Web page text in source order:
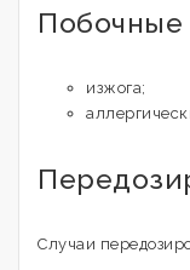
Побочные
изжога;
Случаи